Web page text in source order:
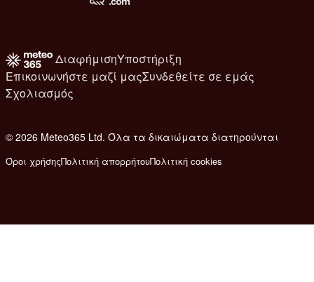
ΔιαφήμισηΥποστήριξη
Επικοινωνήστε μαζί μαςΣυνδεθείτε σε εμάς
Σχολιασμός
© 2026 Meteo365 Ltd. Όλα τα δικαιώματα διατηρούνται
Όροι χρήσηςΠολιτική απορρήτουΠολιτική cookies